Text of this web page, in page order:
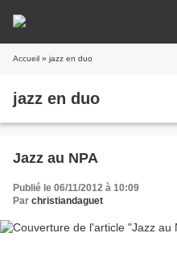
Accueil » jazz en duo
jazz en duo
Jazz au NPA
Publié le 06/11/2012 à 10:09
Par christiandaguet